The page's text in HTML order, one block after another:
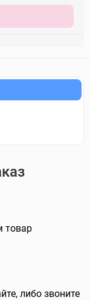
товар
либо звоните